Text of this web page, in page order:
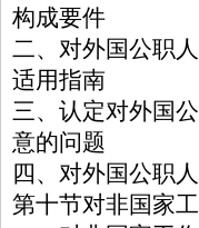
构成要件
二、对外国公职
适用指南
三、认定对外国
意的问题
四、对外国公职
第十节对非国家